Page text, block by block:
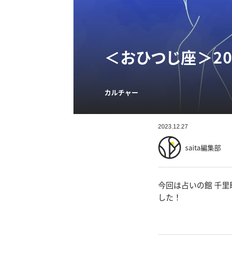
＜おひつじ座＞
カルチャー
2023.12.27
saita編集部
今回は占いの館 千
した！